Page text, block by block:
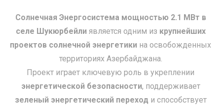
Солнечная Энергосистема мощностью 2.1 МВт в
селе Шукюрбейлиявляется одним из крупнейших
проектов солнечной энергетики на освобожденных
территориях Азербайджана.
Проект играет ключевую роль в укреплении
энергетической безопасности, поддерживает
зеленый энергетический переходи способствует